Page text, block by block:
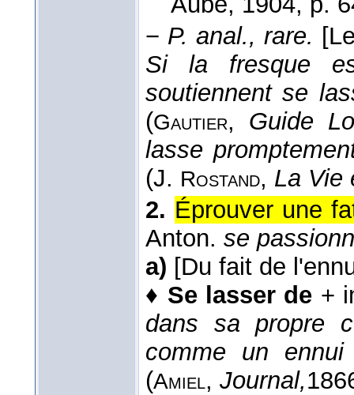
− P. anal., rare.
Si la fresque
soutiennent se
(Gautier, Guide
lasse
(J. Rostand, La Vie
2. Éprouver une
Anton. se
a) [Du fait de
♦ Se lasser de +
dans sa propre
comme un
(Amiel, Journal,